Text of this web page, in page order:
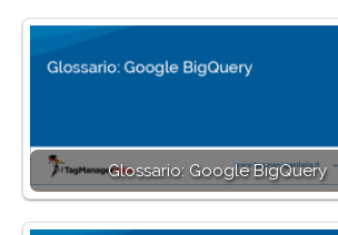
Glossario: Google BigQuery